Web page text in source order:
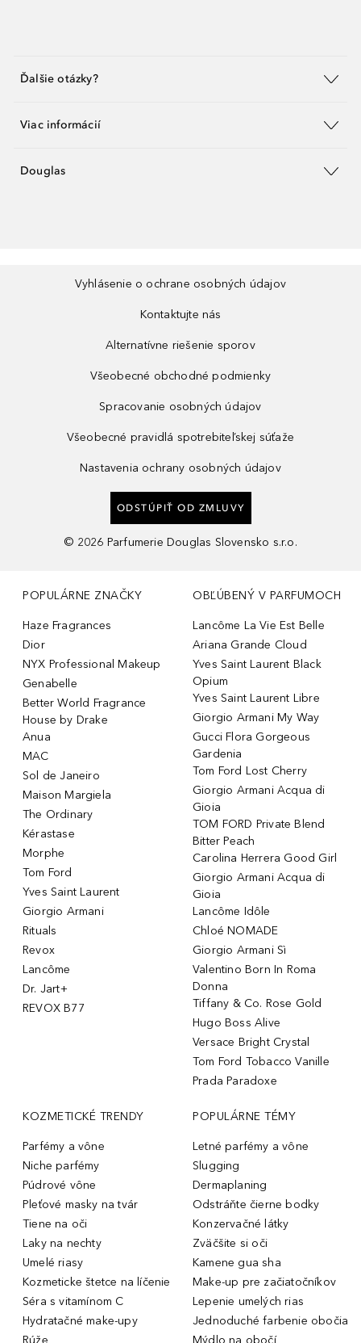
Ďalšie otázky?
Viac informácií
Douglas
Vyhlásenie o ochrane osobných údajov
Kontaktujte nás
Alternatívne riešenie sporov
Všeobecné obchodné podmienky
Spracovanie osobných údajov
Všeobecné pravidlá spotrebiteľskej súťaže
Nastavenia ochrany osobných údajov
ODSTÚPIŤ OD ZMLUVY
© 2026 Parfumerie Douglas Slovensko s.r.o.
POPULÁRNE ZNAČKY
Haze Fragrances
Dior
NYX Professional Makeup
Genabelle
Better World Fragrance
House by Drake
Anua
MAC
Sol de Janeiro
Maison Margiela
The Ordinary
Kérastase
Morphe
Tom Ford
Yves Saint Laurent
Giorgio Armani
Rituals
Revox
Lancôme
Dr. Jart+
REVOX B77
OBĽÚBENÝ V PARFUMOCH
Lancôme La Vie Est Belle
Ariana Grande Cloud
Yves Saint Laurent Black
Opium
Yves Saint Laurent Libre
Giorgio Armani My Way
Gucci Flora Gorgeous
Gardenia
Tom Ford Lost Cherry
Giorgio Armani Acqua di
Gioia
TOM FORD Private Blend
Bitter Peach
Carolina Herrera Good Girl
Giorgio Armani Acqua di
Gioia
Lancôme Idôle
Chloé NOMADE
Giorgio Armani Sì
Valentino Born In Roma
Donna
Tiffany & Co. Rose Gold
Hugo Boss Alive
Versace Bright Crystal
Tom Ford Tobacco Vanille
Prada Paradoxe
KOZMETICKÉ TRENDY
Parfémy a vône
Niche parfémy
Púdrové vône
Pleťové masky na tvár
Tiene na oči
Laky na nechty
Umelé riasy
Kozmeticke štetce na líčenie
Séra s vitamínom C
Hydratačné make-upy
Rúže
POPULÁRNE TÉMY
Letné parfémy a vône
Slugging
Dermaplaning
Odstráňte čierne bodky
Konzervačné látky
Zväčšite si oči
Kamene gua sha
Make-up pre začiatočníkov
Lepenie umelých rias
Jednoduché farbenie obočia
Mýdlo na obočí